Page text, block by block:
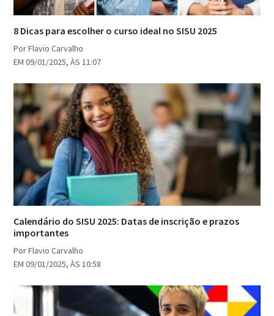
8 Dicas para escolher o curso ideal no SISU 2025
Por Flavio Carvalho
EM 09/01/2025, ÀS 11:07
Calendário do SISU 2025: Datas de inscrição e prazos
importantes
Por Flavio Carvalho
EM 09/01/2025, ÀS 10:58